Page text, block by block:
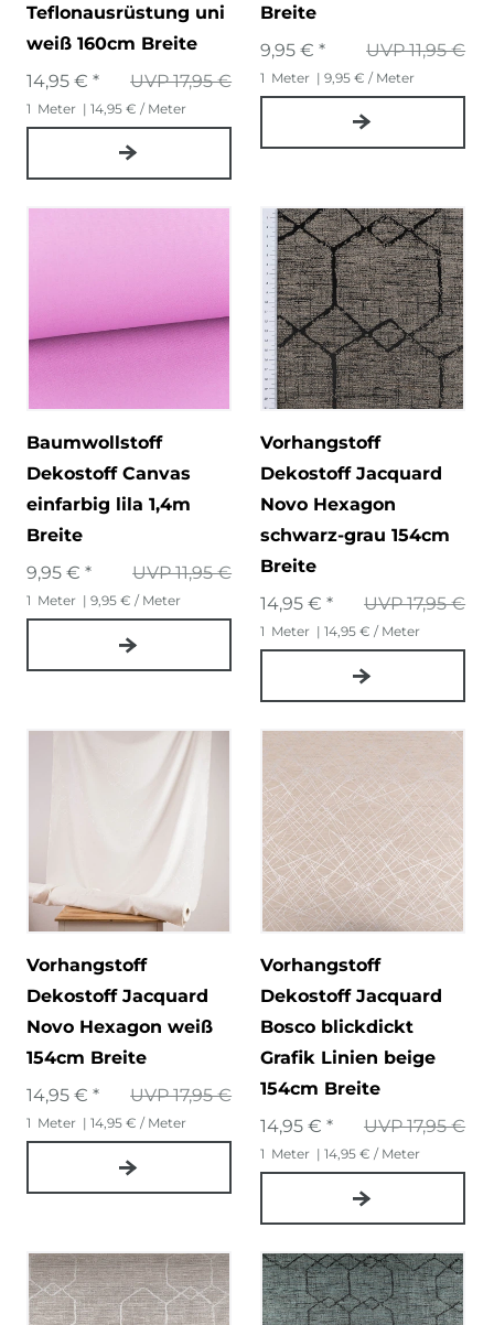
Teflonausrüstung uni
weiß 160cm Breite
UVP 17,95 €
14,95 € *
1 Meter | 14,95 € / Meter
Breite
UVP 11,95 €
9,95 € *
1 Meter | 9,95 € / Meter
Baumwollstoff
Dekostoff Canvas
einfarbig lila 1,4m
Breite
UVP 11,95 €
9,95 € *
1 Meter | 9,95 € / Meter
Vorhangstoff
Dekostoff Jacquard
Novo Hexagon
schwarz-grau 154cm
Breite
UVP 17,95 €
14,95 € *
1 Meter | 14,95 € / Meter
Vorhangstoff
Dekostoff Jacquard
Novo Hexagon weiß
154cm Breite
UVP 17,95 €
14,95 € *
1 Meter | 14,95 € / Meter
Vorhangstoff
Dekostoff Jacquard
Bosco blickdickt
Grafik Linien beige
154cm Breite
UVP 17,95 €
14,95 € *
1 Meter | 14,95 € / Meter